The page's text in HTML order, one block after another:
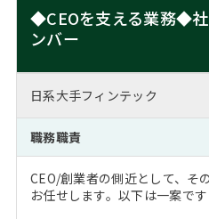
MBAの転職事例
MBA留学生数の推移
インターン受入企業一覧
MBAを生かす求人特集
よくある面接Q&A集
転職成功への4つの鍵
キャリアフォーラム
MBA NETWORKING
採用情報
◆CEOを支える業務◆
ンバー
日系大手フィンテック
職務職責
CEO/創業者の側近として、そ
お任せします。以下は一案です